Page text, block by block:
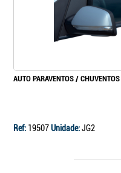
AUTO PARAVENTOS /
Ref: 19507Unidade:JG2